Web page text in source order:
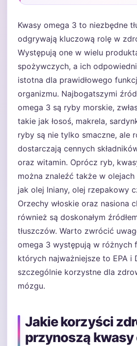
Kwasy omega 3 to niezbędne
odgrywają kluczową rolę w
Występują one w wielu
spożywczych, a ich
istotna dla prawidłowego
organizmu. Najbogatszymi
omega 3 są ryby morskie,
takie jak łosoś, makrela,
ryby są nie tylko smaczne, ale
dostarczają cennych
oraz witamin. Oprócz ryb,
można znaleźć także w
jak olej lniany, olej rzepakowy
Orzechy włoskie oraz nasiona
również są doskonałym
tłuszczów. Warto zwrócić
omega 3 występują w różnych
których najważniejsze to EPA i
szczególnie korzystne dla
mózgu.
Jakie korzyści
przynoszą kwasy